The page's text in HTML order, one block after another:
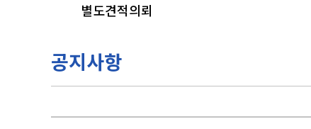
인쇄넷은 친환경을 위해 콩기름 잉크를 사용합니다.
출력시스템과 옵셋 인쇄기를 보유하여 언제나 빠르고
직접 인쇄해서 납품까지 믿고 맡기는 인쇄넷...
별도견적의뢰
공지사항